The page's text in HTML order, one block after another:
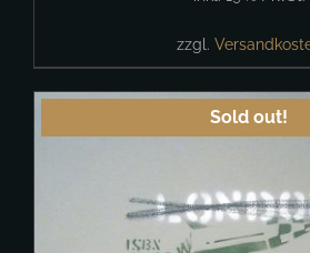
zzgl.
Sold out!